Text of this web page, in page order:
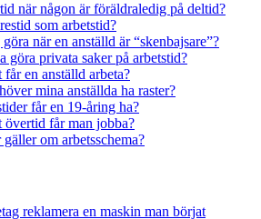
när någon är föräldraledig på deltid?
som arbetstid?
när en anställd är “skenbajsare”?
göra privata saker på arbetstid?
en anställd arbeta?
mina anställda ha raster?
får en 19-åring ha?
får man jobba?
om arbetsschema?
reklamera en maskin man börjat